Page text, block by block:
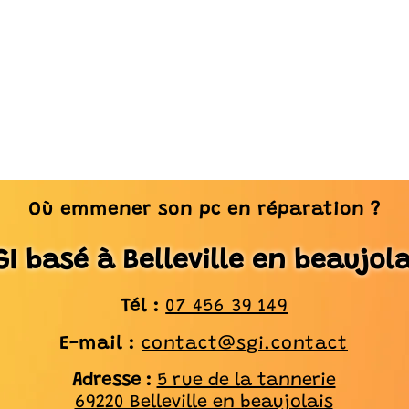
Où emmener son pc en réparation ?
basé à Belleville en
Tél : 07 456 39 149
E-mail : contact@sgi.contact
Adresse : 5 rue de la tannerie
69220 Belleville en beaujolais